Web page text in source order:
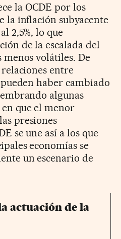
la OCDE por los
la inflación subyacente
2,5%, lo que
de la escalada del
volátiles. De
entre
haber cambiado
algunas
que el menor
presiones
se une así a los que
economías se
un escenario de
actuación de la